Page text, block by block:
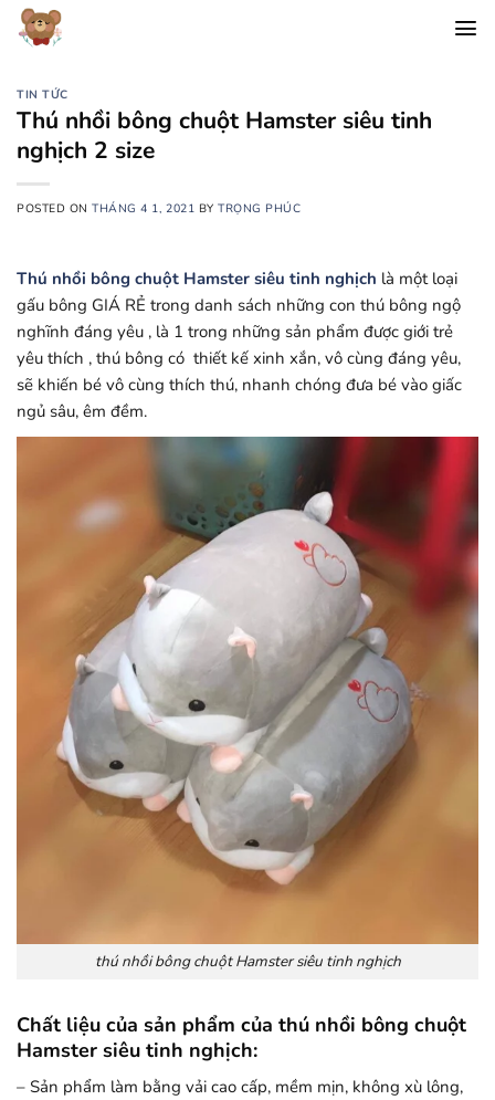
Chuyển
đến
dungTIN TỨC
Thú nhồi bông chuột Hamster siêu tinh
nghịch 2 size
POSTED ONTHÁNG 4 1, 2021 BYTRỌNG PHÚC
Thú nhồi bông chuột Hamster siêu tinh nghịch là một loại
gấu bông GIÁ RẺ trong danh sách những con thú bông ngộ
nghĩnh đáng yêu , là 1 trong những sản phẩm được giới trẻ
yêu thích , thú bông có thiết kế xinh xắn, vô cùng đáng yêu,
sẽ khiến bé vô cùng thích thú, nhanh chóng đưa bé vào giấc
ngủ sâu, êm đềm.
thú nhồi bông chuột Hamster siêu tinh nghịch
Chất liệu của sản phẩm của thú nhồi bông chuột
Hamster siêu tinh nghịch:
– Sản phẩm làm bằng vải cao cấp, mềm mịn, không xù lông,